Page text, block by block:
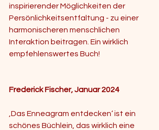
inspirierender Möglichkeiten der
Persönlichkeitsentfaltung - zu einer
harmonischeren menschlichen
Interaktion beitragen. Ein wirklich
empfehlenswertes Buch!
Frederick Fischer, Januar 2024
‚Das Enneagram entdecken‘ ist ein
schönes Büchlein, das wirklich eine